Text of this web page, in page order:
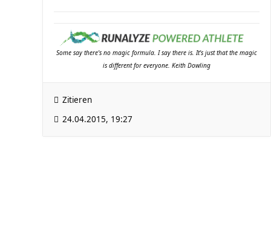
Some say there's no magic formula. I say there is. It's just that the magic
is different for everyone. Keith Dowling
Zitieren
24.04.2015, 19:27